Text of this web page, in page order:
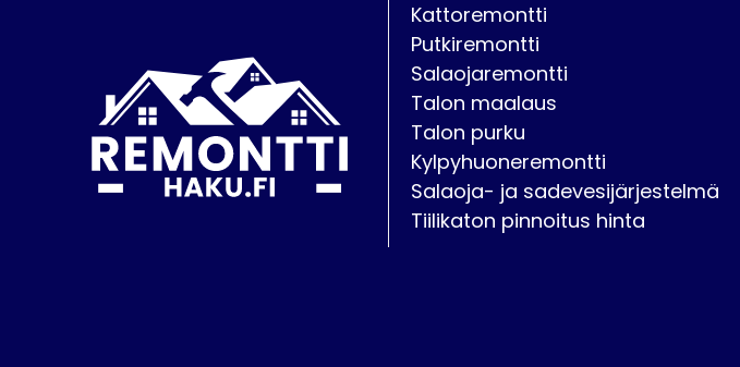
Kattoremontti
Putkiremontti
Salaojaremontti
Talon maalaus
Talon purku
Kylpyhuoneremontti
Salaoja- ja sadevesijärjestelmä
Tiilikaton pinnoitus hinta